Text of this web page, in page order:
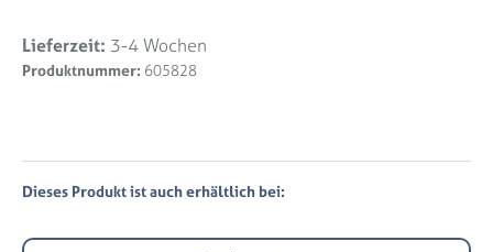
Lieferzeit: 3-4 Wochen
Produktnummer: 605828
Dieses Produkt ist auch erhältlich bei: